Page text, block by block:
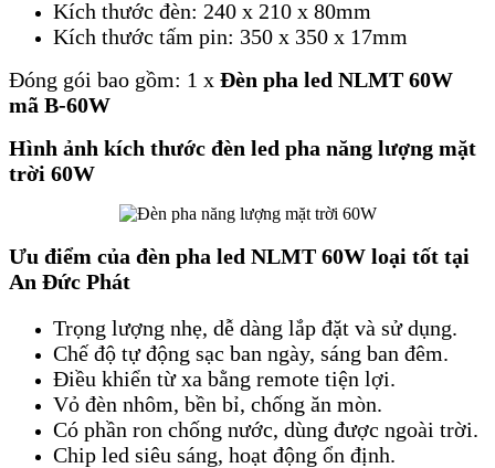
Kích thước đèn: 240 x 210 x 80mm
Kích thước tấm pin: 350 x 350 x 17mm
​Đóng gói bao gồm: 1 x Đèn pha led NLMT 60W
mã B-60W
Hình ảnh kích thước đèn led pha năng lượng mặt
trời 60W
Ưu điểm của đèn pha led NLMT 60W loại tốt tại
An Đức Phát
Trọng lượng nhẹ, dễ dàng lắp đặt và sử dụng.
Chế độ tự động sạc ban ngày, sáng ban đêm.
Điều khiển từ xa bằng remote tiện lợi.
Vỏ đèn nhôm, bền bỉ, chống ăn mòn.
Có phần ron chống nước, dùng được ngoài trời.
Chip led siêu sáng, hoạt động ổn định.